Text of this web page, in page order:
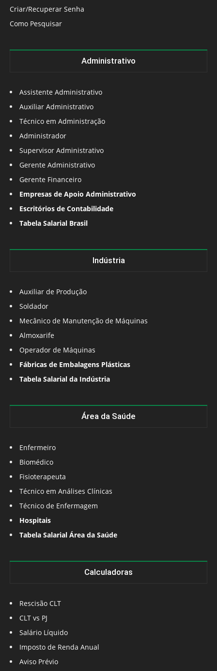
Criar/Recuperar Senha
Como Pesquisar
Administrativo
Assistente Administrativo
Auxiliar Administrativo
Técnico em Administração
Administrador
Supervisor Administrativo
Gerente Administrativo
Gerente Financeiro
Empresas de Apoio Administrativo
Escritórios de Contabilidade
Tabela Salarial Brasil
Indústria
Auxiliar de Produção
Soldador
Mecânico de Manutenção de Máquinas
Almoxarife
Operador de Máquinas
Fábricas de Embalagens Plásticas
Tabela Salarial da Indústria
Área da Saúde
Enfermeiro
Biomédico
Fisioterapeuta
Técnico em Análises Clínicas
Técnico de Enfermagem
Hospitais
Tabela Salarial Área da Saúde
Calculadoras
Rescisão CLT
CLT vs PJ
Salário Líquido
Imposto de Renda Anual
Aviso Prévio